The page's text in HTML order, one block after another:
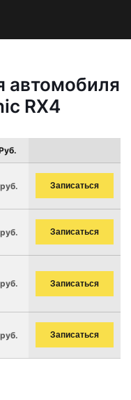
автомобиля
RX4
Записаться
Записаться
Записаться
Записаться